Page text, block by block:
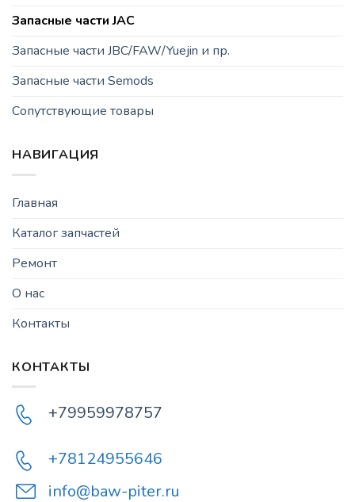
Запасные части JAC
Запасные части JBC/FAW/Yuejin и пр.
Запасные части Semods
Сопутствующие товары
НАВИГАЦИЯ
Главная
Каталог запчастей
Ремонт
О нас
Контакты
КОНТАКТЫ
+79959978757
+78124955646
info@baw-piter.ru